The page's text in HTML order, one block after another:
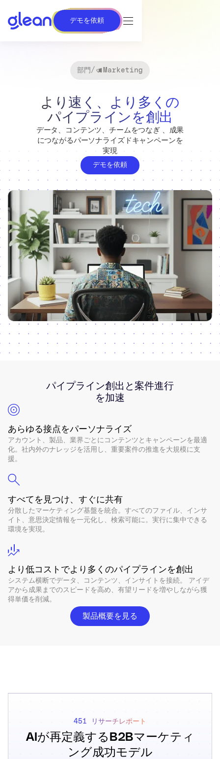
デモを依頼
部門 / Marketing
より速く、より多くの
パイプラインを創出
データ、コンテンツ、チームをつなぎ 、成果
につながるパーソナライズドキャンペーンを
実現
デモを依頼
パイプライン創出と案件進行
を加速
あらゆる接点をパーソナライズ
アカウント、製品、業界ごとにコンテンツとキャンペーンを最適
化。社内外のナレッジを活用し、重要案件の推進を大規模に支
援。
すべてを見つけ、すぐに共有
分散したマーケティング基盤を統合。すべてのファイル、インサ
イト、意思決定情報を一元化し、検索可能に。実行に集中できる
環境を実現。
より低コストでより多くのパイプラインを創出
システム横断でデータ、コンテンツ、インサイトを接続。 アイデ
アから成果までのスピードを高め、有望リードを増やしながら獲
得単価を削減。
製品概要を見る
451 リサーチレポート
AIが再定義するB2Bマーケティ
ング成功モデル